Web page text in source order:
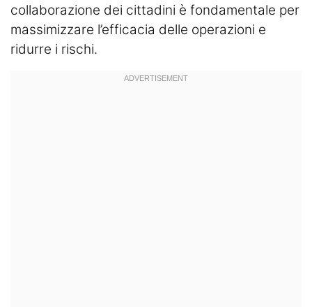
collaborazione dei cittadini è fondamentale per
massimizzare l’efficacia delle operazioni e
ridurre i rischi.